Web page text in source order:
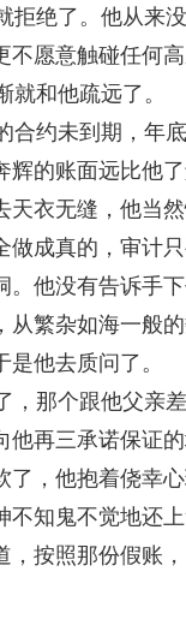
绝了。他从来
不愿意触碰任何高
和他疏远了。
约未到期，年
辉的账面远比他
天衣无缝，他当
做成真的，审计只
。他没有告诉手
从繁杂如海一般
他去质问了。
那个跟他父亲
他再三承诺保证
了，他抱着侥幸
不知鬼不觉地还
，按照那份假账